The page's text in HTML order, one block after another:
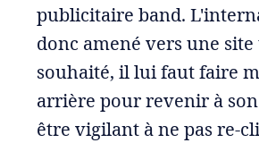
publicitaire band.
donc amené vers une
souhaité, il lui faut faire
arrière pour revenir à
être vigilant à ne pas re-